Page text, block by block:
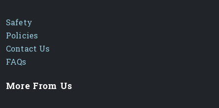
Safety
Policies
Contact Us
FAQs
More From Us